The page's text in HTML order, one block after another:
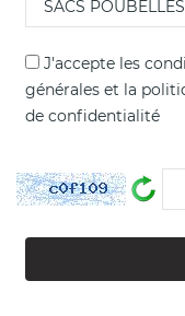
J'accepte les
générales et la
de confidentialité